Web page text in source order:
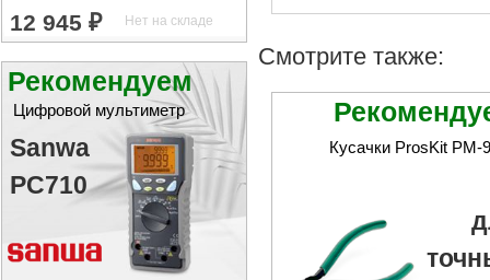
Рекомендуем
Цифровой мультиметр
Sanwa
PC710
Смотрите также:
Кусачки ProsKit PM-